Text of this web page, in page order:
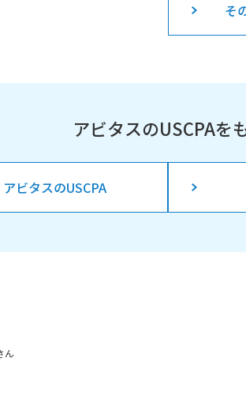
そ
アビタスのUSCPAを
アビタスのUSCPA
ん